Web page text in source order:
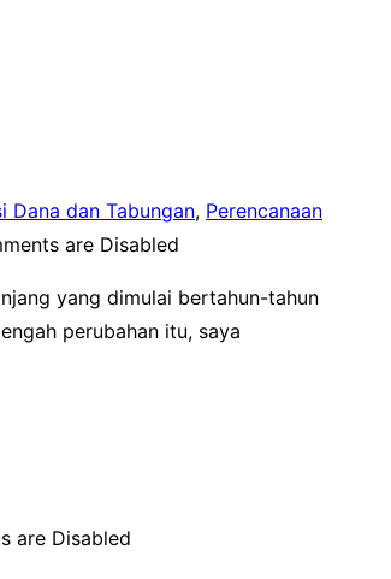
Dana dan Tabungan, Perencanaan
are Disabled
yang dimulai bertahun-tahun
perubahan itu, saya
are Disabled